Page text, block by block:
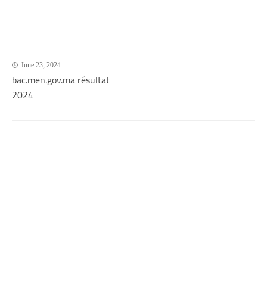
June 23, 2024
bac.men.gov.ma résultat
2024